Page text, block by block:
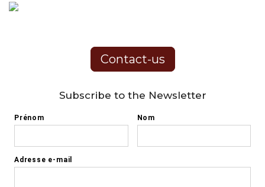
Contact-us
Subscribe to the Newsletter